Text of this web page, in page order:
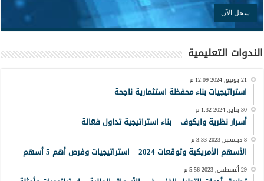
الندوات التعليمية
21 يونيو, 2024 12:09 م
استراتيجيات بناء محفظة استثمارية ناجحة
30 يناير, 2024 1:32 م
أسرار نظرية وايكوف – بناء استراتيجية تداول فعّالة
8 ديسمبر, 2023 3:33 م
الأسهم الأمريكية وتوقعات 2024 – استراتيجيات وفرص أهم 5 أسهم
29 أغسطس, 2023 5:56 م